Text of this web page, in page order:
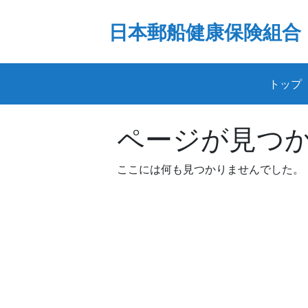
日本郵船健康保険組合
トップ
ページが見つ
ここには何も見つかりませんでした。